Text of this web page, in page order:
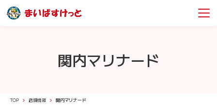
関内マリナード
TOP 店舗情報 関内マリナード